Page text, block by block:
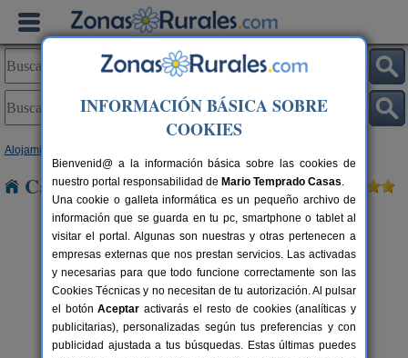
Alojamientos
Casas Rurales cerca de Carucedo
8+1 pers.
desde27 €
Complejo Rural Aguas Frías
La Omañuela (León)
INFORMACIÓN BÁSICA SOBRE
COOKIES
Bienvenid@ a la información básica sobre las cookies de
nuestro portal responsabilidad de Mario Temprado Casas.
Una cookie o galleta informática es un pequeño archivo de
información que se guarda en tu pc, smartphone o tablet al
visitar el portal. Algunas son nuestras y otras pertenecen a
empresas externas que nos prestan servicios. Las activadas
y necesarias para que todo funcione correctamente son las
Cookies Técnicas y no necesitan de tu autorización. Al pulsar
el botónAceptar activarás el resto de cookies (analíticas y
publicitarias), personalizadas según tus preferencias y con
publicidad ajustada a tus búsquedas. Estas últimas puedes